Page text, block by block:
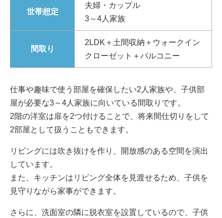
世帯想定
夫婦・カップル
3～4人家族
間取り
2LDK＋土間収納＋ウォークイン
クローゼット＋バルコニー
仕事や趣味で使う部屋を確保したい2人家族や、子供部
屋が必要な3～4人家族に向いている間取りです。
2階の洋室は扉を2つ付けることで、将来間仕切りをして
2部屋として扱うこともできます。
リビングには吹き抜けを作り、開放感のある空間を演出
しています。
また、キッチンはリビング全体を見渡せるため、子供を
見守りながら家事ができます。
さらに、洗面室の隣に脱衣室を設置しているので、子供